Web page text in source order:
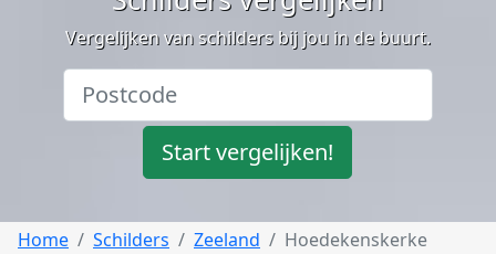
Vergelijken van schilders bij jou in de buurt.
Start vergelijken!
Home Schilders Zeeland Hoedekenskerke